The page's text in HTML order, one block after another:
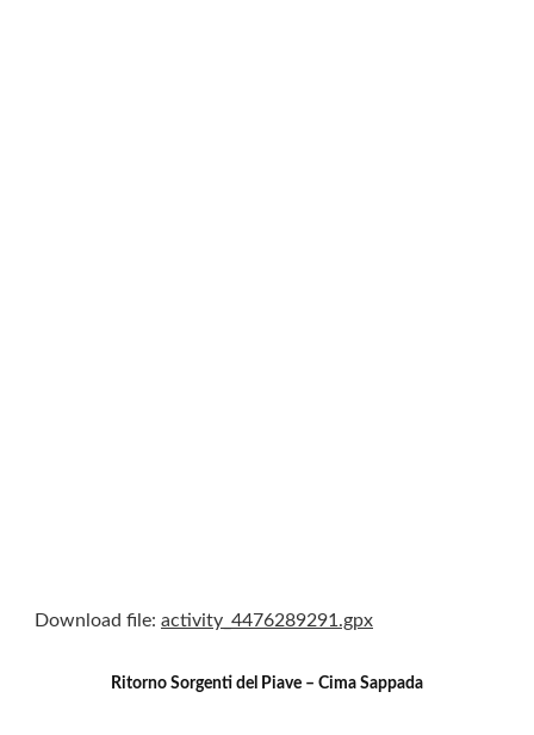
Download file: activity_4476289291.gpx
Ritorno Sorgenti del Piave – Cima Sappada